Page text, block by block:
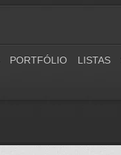
PORTFÓLIO LISTAS